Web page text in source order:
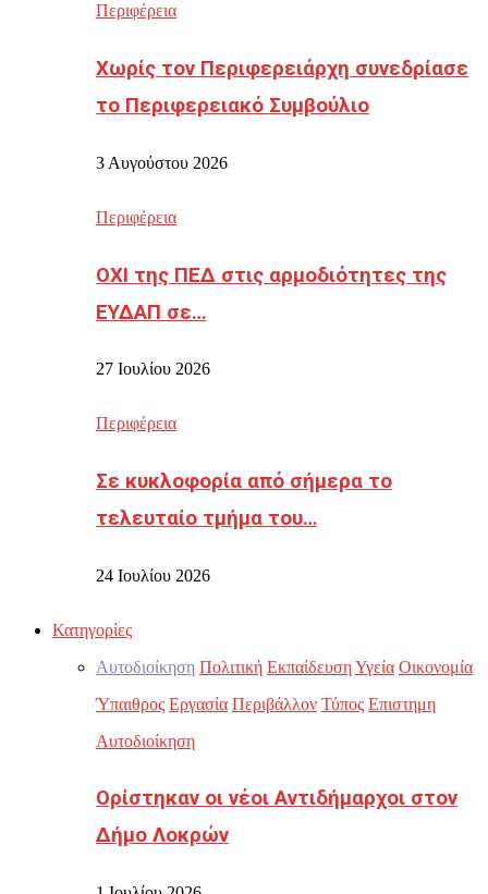
Περιφέρεια
Χωρίς τον Περιφερειάρχη συνεδρίασε
το Περιφερειακό Συμβούλιο
3 Αυγούστου 2026
Περιφέρεια
ΟΧΙ της ΠΕΔ στις αρμοδιότητες της
ΕΥΔΑΠ σε…
27 Ιουλίου 2026
Περιφέρεια
Σε κυκλοφορία από σήμερα το
τελευταίο τμήμα του…
24 Ιουλίου 2026
Κατηγορίες
Αυτοδιοίκηση Πολιτική ΕκπαίδευσηΥγεία Οικονομία
Ύπαιθρος Εργασία Περιβάλλον Τύπος Επιστημη
Αυτοδιοίκηση
Ορίστηκαν οι νέοι Αντιδήμαρχοι στον
Δήμο Λοκρών